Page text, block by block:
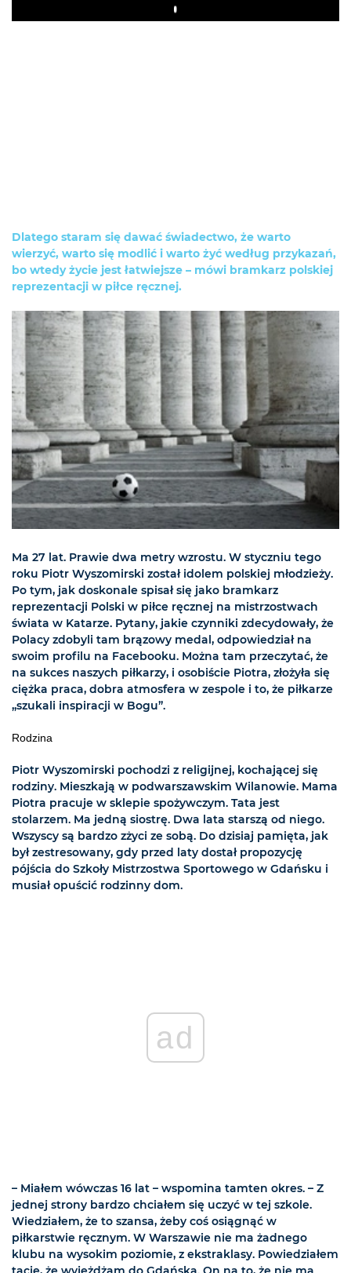
Play
Dlatego staram się dawać świadectwo, że warto
wierzyć, warto się modlić i warto żyć według przykazań,
bo wtedy życie jest łatwiejsze – mówi bramkarz polskiej
reprezentacji w piłce ręcznej.
Ma 27 lat. Prawie dwa metry wzrostu. W styczniu tego
roku Piotr Wyszomirski został idolem polskiej młodzieży.
Po tym, jak doskonale spisał się jako bramkarz
reprezentacji Polski w piłce ręcznej na mistrzostwach
świata w Katarze. Pytany, jakie czynniki zdecydowały, że
Polacy zdobyli tam brązowy medal, odpowiedział na
swoim profilu na Facebooku. Można tam przeczytać, że
na sukces naszych piłkarzy, i osobiście Piotra, złożyła się
ciężka praca, dobra atmosfera w zespole i to, że piłkarze
„szukali inspiracji w Bogu”.
Rodzina
Piotr Wyszomirski pochodzi z religijnej, kochającej się
rodziny. Mieszkają w podwarszawskim Wilanowie. Mama
Piotra pracuje w sklepie spożywczym. Tata jest
stolarzem. Ma jedną siostrę. Dwa lata starszą od niego.
Wszyscy są bardzo zżyci ze sobą. Do dzisiaj pamięta, jak
był zestresowany, gdy przed laty dostał propozycję
pójścia do Szkoły Mistrzostwa Sportowego w Gdańsku i
musiał opuścić rodzinny dom.
ad
– Miałem wówczas 16 lat – wspomina tamten okres. – Z
jednej strony bardzo chciałem się uczyć w tej szkole.
Wiedziałem, że to szansa, żeby coś osiągnąć w
piłkarstwie ręcznym. W Warszawie nie ma żadnego
klubu na wysokim poziomie, z ekstraklasy. Powiedziałem